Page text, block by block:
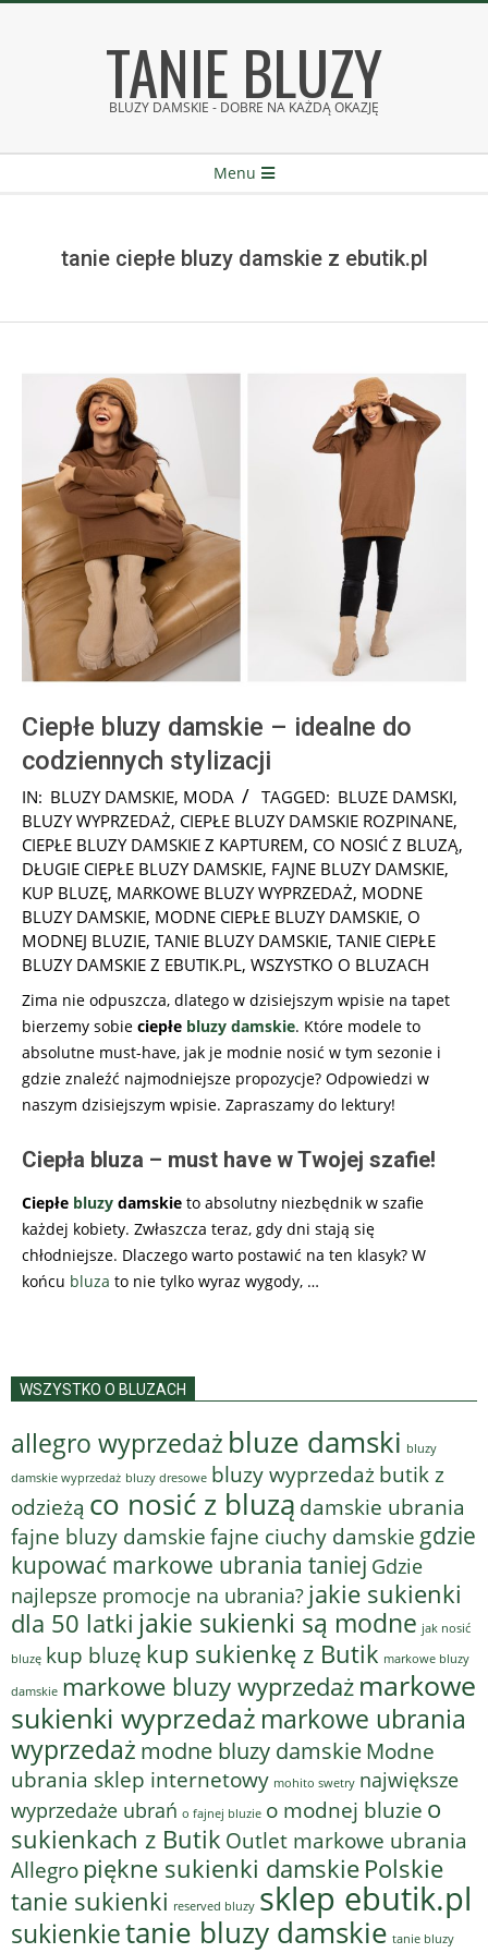
TANIE BLUZY
BLUZY DAMSKIE - DOBRE NA KAŻDĄ OKAZJĘ
Menu
tanie ciepłe bluzy damskie z ebutik.pl
Ciepłe bluzy damskie – idealne do
codziennych stylizacji
2023-
12-
26
IN: BLUZY DAMSKIE, MODA TAGGED: BLUZE DAMSKI,
BLUZY WYPRZEDAŻ, CIEPŁE BLUZY DAMSKIE ROZPINANE,
CIEPŁE BLUZY DAMSKIE Z KAPTUREM, CO NOSIĆ Z BLUZĄ,
DŁUGIE CIEPŁE BLUZY DAMSKIE, FAJNE BLUZY DAMSKIE,
KUP BLUZĘ, MARKOWE BLUZY WYPRZEDAŻ, MODNE
BLUZY DAMSKIE, MODNE CIEPŁE BLUZY DAMSKIE, O
MODNEJ BLUZIE, TANIE BLUZY DAMSKIE, TANIE CIEPŁE
BLUZY DAMSKIE Z EBUTIK.PL, WSZYSTKO O BLUZACH
Zima nie odpuszcza, dlatego w dzisiejszym wpisie na tapet
bierzemy sobie ciepłe bluzy damskie. Które modele to
absolutne must-have, jak je modnie nosić w tym sezonie i
gdzie znaleźć najmodniejsze propozycje? Odpowiedzi w
naszym dzisiejszym wpisie. Zapraszamy do lektury!
Ciepła bluza – must have w Twojej szafie!
Ciepłe bluzy damskie to absolutny niezbędnik w szafie
każdej kobiety. Zwłaszcza teraz, gdy dni stają się
chłodniejsze. Dlaczego warto postawić na ten klasyk? W
końcu bluza to nie tylko wyraz wygody, …
WSZYSTKO O BLUZACH
allegro wyprzedaż bluze damski bluzy
damskie wyprzedaż bluzy dresowe bluzy wyprzedaż butik z
odzieżą co nosić z bluzą damskie ubrania
fajne bluzy damskiefajne ciuchy damskie gdzie
kupować markowe ubrania taniej Gdzie
najlepsze promocje na ubrania? jakie sukienki
dla 50 latki jakie sukienki są modne jak nosić
bluzę kup bluzę kup sukienkę z Butik markowe bluzy
damskie markowe bluzy wyprzedaż markowe
sukienki wyprzedaż markowe ubrania
wyprzedaż modne bluzy damskie Modne
ubrania sklep internetowy mohito swetry największe
wyprzedaże ubrań o fajnej bluzie o modnej bluzie o
sukienkach z Butik Outlet markowe ubrania
Allegropiękne sukienki damskie Polskie
tanie sukienki reserved bluzy sklep ebutik.pl
sukienkietanie bluzy damskie tanie bluzy